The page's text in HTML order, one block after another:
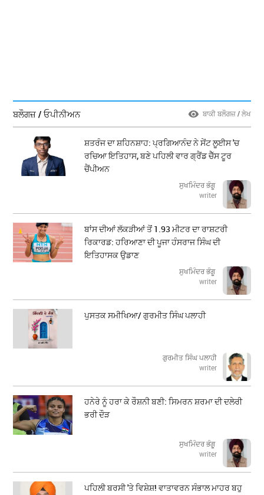
ਬਲੌਗਜ਼ / ਓਪੀਨੀਅਨ ਬਾਕੀ ਬਲੌਗਜ਼ / ਲੇਖ
ਸ਼ਤਰੰਜ ਦਾ ਸ਼ਹਿਨਸ਼ਾਹ: ਪ੍ਰਗਿਆਨੰਦ ਨੇ ਸੇਂਟ ਲੂਈਸ 'ਚ
ਰਚਿਆ ਇਤਿਹਾਸ, ਬਣੇ ਪਹਿਲੀ ਵਾਰ ਗ੍ਰੈਂਡ ਚੈੱਸ ਟੂਰ
ਚੈਂਪੀਅਨ
ਸੁਖਮਿੰਦਰ ਭੰਗੂ
writer
ਬਾਂਸ ਦੀਆਂ ਲੱਕੜੀਆਂ ਤੋਂ 1.93 ਮੀਟਰ ਦਾ ਰਾਸ਼ਟਰੀ
ਰਿਕਾਰਡ: ਹਰਿਆਣਾ ਦੀ ਪੂਜਾ ਹੰਸਰਾਜ ਸਿੰਘ ਦੀ
ਇਤਿਹਾਸਕ ਉਡਾਣ
ਸੁਖਮਿੰਦਰ ਭੰਗੂ
writer
ਪੁਸਤਕ ਸਮੀਖਿਆ/ ਗੁਰਮੀਤ ਸਿੰਘ ਪਲਾਹੀ
ਗੁਰਮੀਤ ਸਿੰਘ ਪਲਾਹੀ
writer
ਹਨੇਰੇ ਨੂੰ ਹਰਾ ਕੇ ਰੌਸ਼ਨੀ ਬਣੀ: ਸਿਮਰਨ ਸ਼ਰਮਾ ਦੀ ਦਲੇਰੀ
ਭਰੀ ਦੌੜ
ਸੁਖਮਿੰਦਰ ਭੰਗੂ
writer
ਪਹਿਲੀ ਬਰਸੀ 'ਤੇ ਵਿਸ਼ੇਸ਼! ਵਾਤਾਵਰਨ ਸੰਭਾਲ ਮਾਹਰ ਬਹੁ